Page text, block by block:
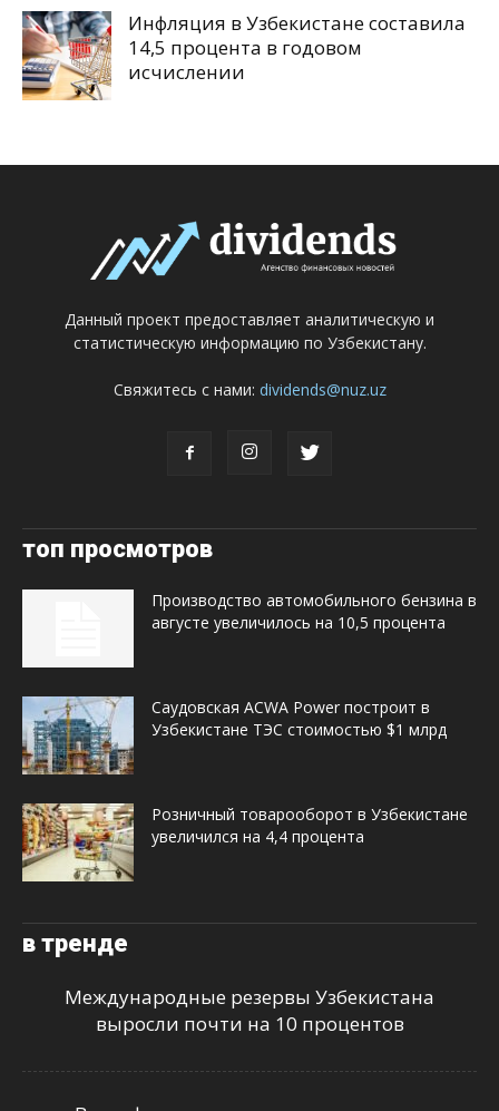
Инфляция в Узбекистане составила
14,5 процента в годовом
исчислении
Данный проект предоставляет аналитическую и
статистическую информацию по Узбекистану.
Свяжитесь с нами: dividends@nuz.uz
топ просмотров
Производство автомобильного бензина в
августе увеличилось на 10,5 процента
Саудовская ACWA Power построит в
Узбекистане ТЭС стоимостью $1 млрд
Розничный товарооборот в Узбекистане
увеличился на 4,4 процента
в тренде
Международные резервы Узбекистана
выросли почти на 10 процентов